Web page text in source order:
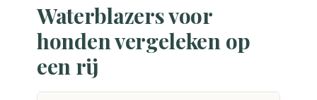
Waterblazers voor
honden vergeleken op
een rij